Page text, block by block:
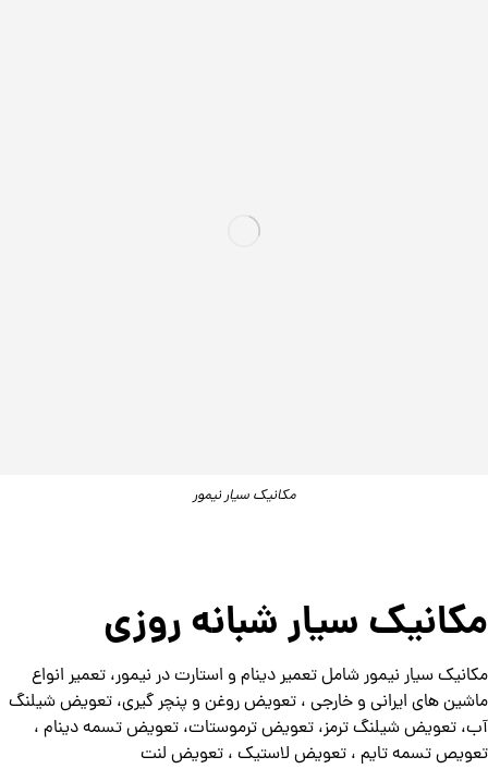
مکانیک سیار نیمور
مکانیک سیار شبانه روزی
مکانیک سیار نیمور شامل تعمیر دینام و استارت در نیمور، تعمیر انواع
ماشین های ایرانی و خارجی ، تعویض روغن و پنچر گیری، تعویض شیلنگ
آب، تعویض شیلنگ ترمز، تعویض ترموستات، تعویض تسمه دینام ،
تعویص تسمه تایم ، تعویض لاستیک ، تعویض لنت